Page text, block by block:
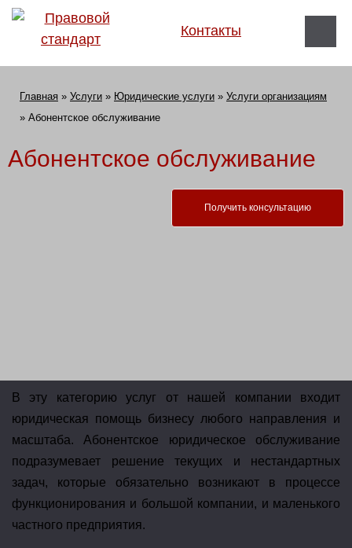
Контакты
Главная » Услуги » Юридические услуги » Услуги организациям
» Абонентское обслуживание
Абонентское обслуживание
Получить консультацию
В эту категорию услуг от нашей компании входит
юридическая помощь бизнесу любого направления и
масштаба. Абонентское юридическое обслуживание
подразумевает решение текущих и нестандартных
задач, которые обязательно возникают в процессе
функционирования и большой компании, и маленького
частного предприятия.